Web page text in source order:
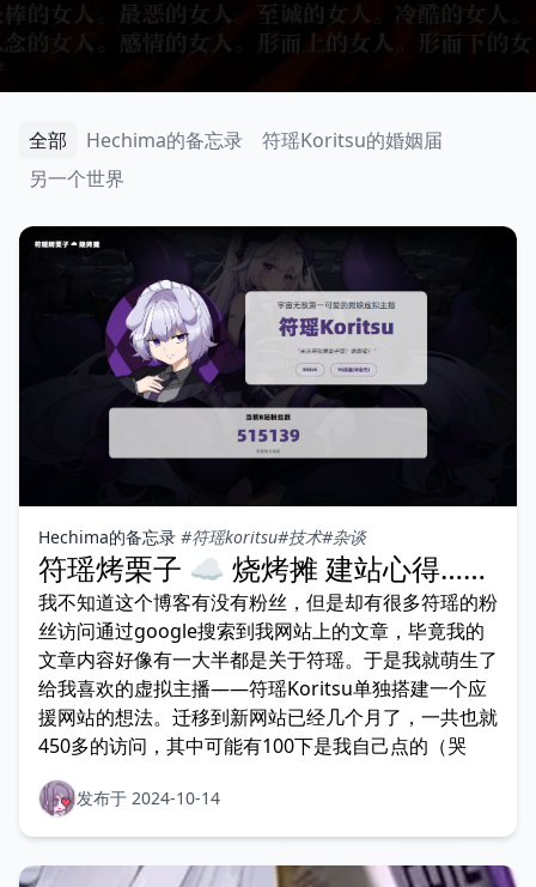
全部 Hechima的备忘录
符瑶Koritsu的婚姻届
另一个世界
Hechima的备忘录 #符瑶koritsu#技术#杂谈
符瑶烤栗子 ☁ 烧烤摊 建站心得……
我不知道这个博客有没有粉丝，但是却有很多符瑶的粉
丝访问通过google搜索到我网站上的文章，毕竟我的
文章内容好像有一大半都是关于符瑶。于是我就萌生了
给我喜欢的虚拟主播——符瑶Koritsu单独搭建一个应
援网站的想法。迁移到新网站已经几个月了，一共也就
450多的访问，其中可能有100下是我自己点的（哭
发布于 2024-10-14